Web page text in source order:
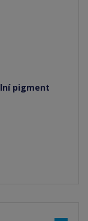
pigment